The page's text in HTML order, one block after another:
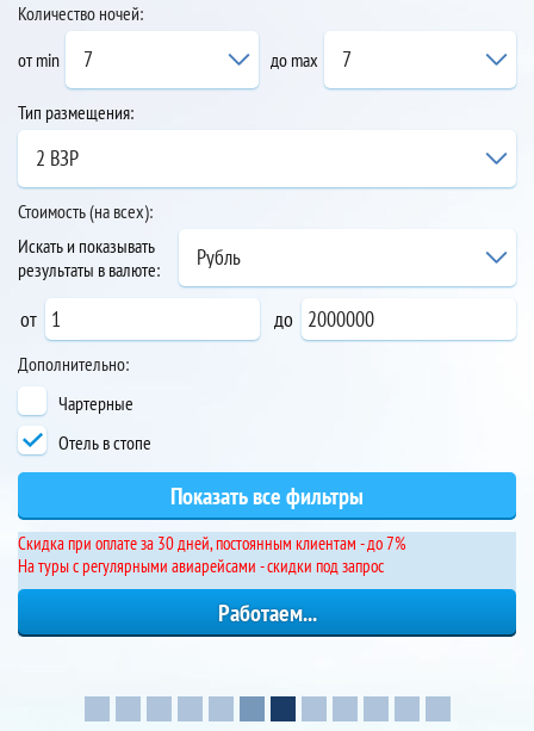
Количество ночей:
от min
7 до max 7
Тип размещения:
2 ВЗР
Стоимость (на всех):
Искать и показывать
результаты в валюте:
Рубль
от до
Дополнительно:
Чартерные
Отель в стопе
Cкидка при оплате за 30 дней, постоянным клиентам - до 7%
На туры с регулярными авиарейсами - скидки под запрос